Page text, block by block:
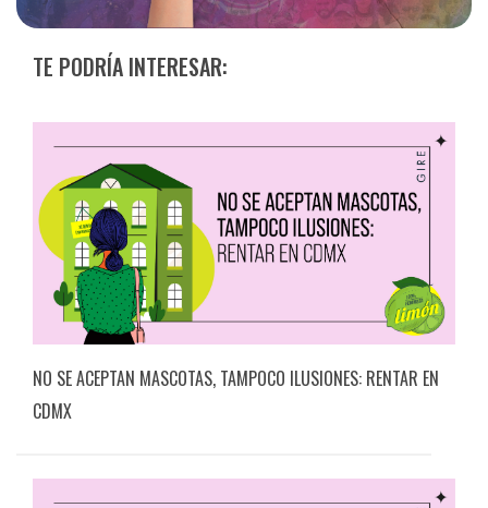
TE PODRÍA INTERESAR:
NO SE ACEPTAN MASCOTAS, TAMPOCO ILUSIONES: RENTAR EN
CDMX